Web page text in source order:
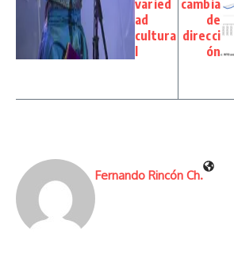
varied
ad
cultura
cambia
de
direcci
ón
Fernando Rincón Ch.